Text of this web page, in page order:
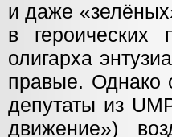
и даже
в героических
олигарха
правые. Однако
депутаты из
движение»)